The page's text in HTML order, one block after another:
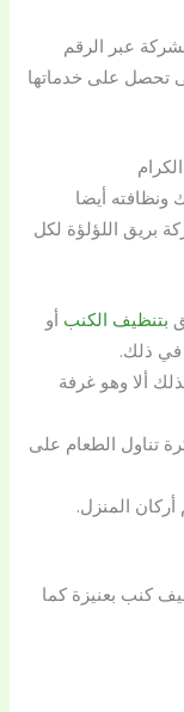
عبر الرقم
تحصل على خدماتها
ونظافته أيضا
بريق اللؤلؤة لكل
بتنظيف الكنب أو
في ذلك.
ألا وهو غرفة
تناول الطعام على
المنزل.
كنب بعنيزة كما